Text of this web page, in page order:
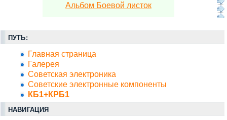
Альбом Боевой листок
ПУТЬ:
Главная страница
Галерея
Советская электроника
Советские электронные компоненты
КБ1+КРБ1
НАВИГАЦИЯ